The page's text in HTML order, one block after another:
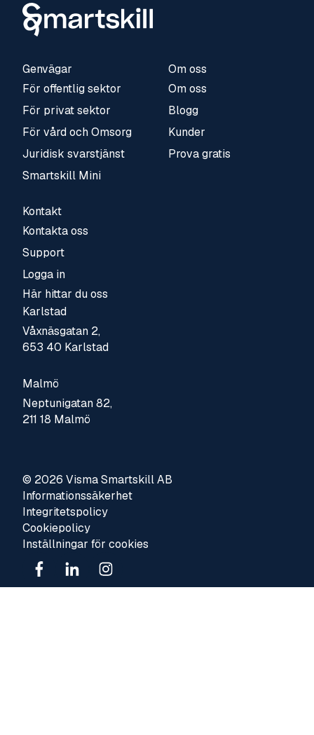
Genvägar
För offentlig sektor
För privat sektor
För vård och Omsorg
Juridisk svarstjänst
Smartskill Mini
Om oss
Om oss
Blogg
Kunder
Prova gratis
Kontakt
Kontakta oss
Support
Logga in
Här hittar du oss
Karlstad
Våxnäsgatan 2,
653 40 Karlstad
Malmö
Neptunigatan 82,
211 18 Malmö
© 2026 Visma Smartskill AB
Informationssäkerhet
Integritetspolicy
Cookiepolicy
Inställningar för cookies